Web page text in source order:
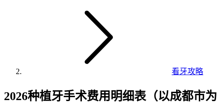
看牙攻略
2026种植牙手术费用明细表（以成都市为